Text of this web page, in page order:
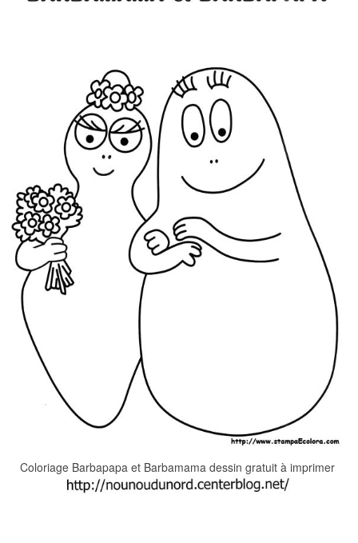
Coloriage Barbapapa et Barbamama dessin gratuit à imprimer